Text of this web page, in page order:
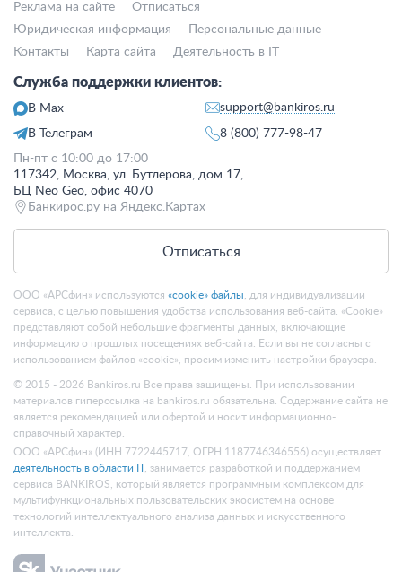
Реклама на сайте
Отписаться
Юридическая информация
Персональные данные
Контакты
Карта сайта Деятельность в IT
Служба поддержки клиентов:
В Max
В Телеграм
support@bankiros.ru
8 (800) 777-98-47
Пн-пт с 10:00 до 17:00
117342, Москва, ул. Бутлерова, дом 17,
БЦ Neo Geo, офис 4070
Банкирос.ру на Яндекс.Картах
Отписаться
ООО «АРСфин» используются «cookie» файлы , для индивидуализации
сервиса, с целью повышения удобства использования веб-сайта. «Cookie»
представляют собой небольшие фрагменты данных, включающие
информацию о прошлых посещениях веб-сайта. Если вы не согласны с
использованием файлов «cookie», просим изменить настройки браузера.
© 2015 - 2026 Bankiros.ru Все права защищены. При использовании
материалов гиперссылка на bankiros.ru обязательна. Содержание сайта не
является рекомендацией или офертой и носит информационно-
справочный характер.
ООО «АРСфин» (ИНН 7722445717, ОГРН 1187746346556) осуществляет
деятельность в области IT, занимается разработкой и поддержанием
сервиса BANKIROS, который является программным комплексом для
мультифункциональных пользовательских экосистем на основе
технологий интеллектуального анализа данных и искусственного
интеллекта.